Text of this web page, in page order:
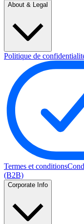
About & Legal
Politique de
Termes et conditions
(B2B)
Corporate Info